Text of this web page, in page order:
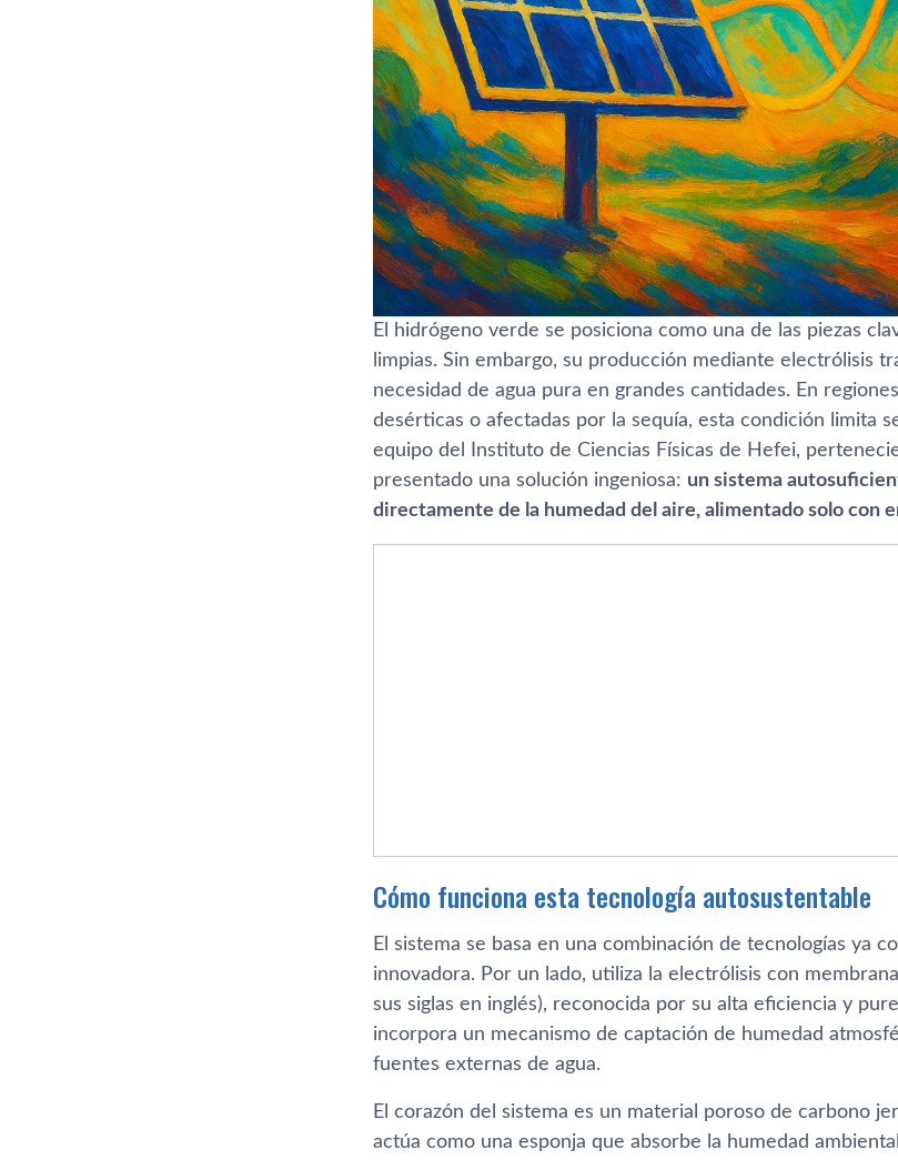
El hidrógeno verde se posiciona como una de las piezas
limpias. Sin embargo, su producción mediante electrólisis
necesidad de agua pura en grandes cantidades. En
desérticas o afectadas por la sequía, esta condición limita
equipo del Instituto de Ciencias Físicas de Hefei,
presentado una solución ingeniosa: un sistema
directamente de la humedad del aire, alimentado solo con
Cómo funciona esta tecnología autosustentable
El sistema se basa en una combinación de tecnologías ya
innovadora. Por un lado, utiliza la electrólisis con
sus siglas en inglés), reconocida por su alta eficiencia y
incorpora un mecanismo de captación de humedad
fuentes externas de agua.
El corazón del sistema es un material poroso de carbono
actúa como una esponja que absorbe la humedad